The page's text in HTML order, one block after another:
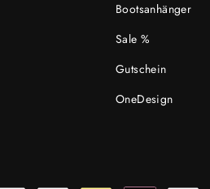
Bootsanhänger
Sale %
Gutschein
OneDesign